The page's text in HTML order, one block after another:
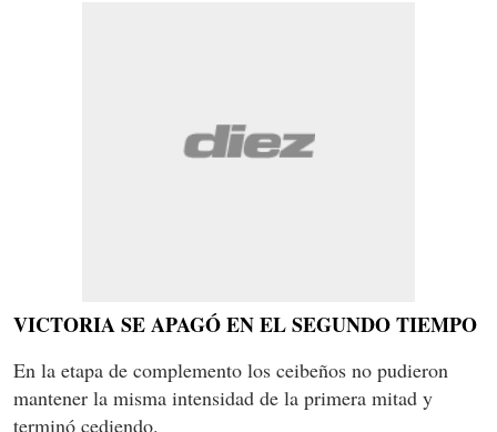
VICTORIA SE APAGÓ EN EL SEGUNDO TIEMPO
En la etapa de complemento los ceibeños no pudieron
mantener la misma intensidad de la primera mitad y
terminó cediendo.